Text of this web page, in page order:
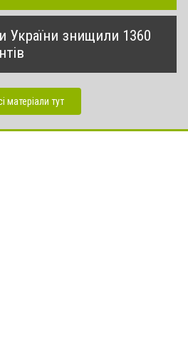
України знищили 1360
матеріали тут